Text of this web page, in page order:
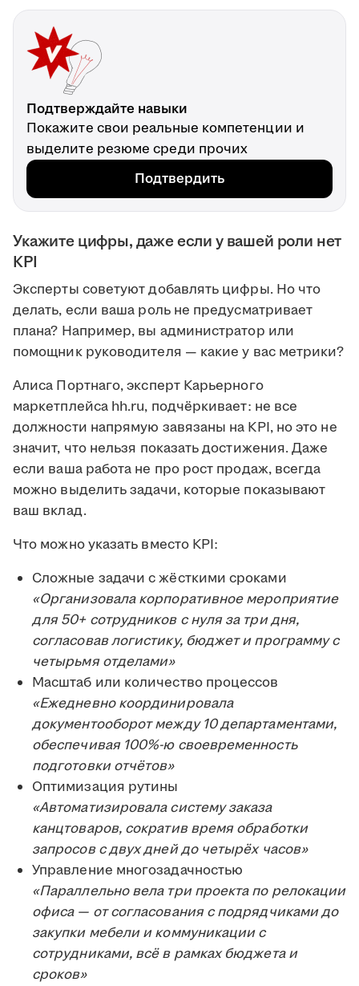
Подтверждайте навыки
Покажите свои реальные компетенции и
выделите резюме среди прочих
Подтвердить
Укажите цифры, даже если у вашей роли нет
KPI
Эксперты советуют добавлять цифры. Но что
делать, если ваша роль не предусматривает
плана? Например, вы администратор или
помощник руководителя — какие у вас метрики?
Алиса Портнаго, эксперт Карьерного
маркетплейса hh.ru, подчёркивает: не все
должности напрямую завязаны на KPI, но это не
значит, что нельзя показать достижения. Даже
если ваша работа не про рост продаж, всегда
можно выделить задачи, которые показывают
ваш вклад.
Что можно указать вместо KPI:
Сложные задачи с жёсткими сроками
«Организовала корпоративное мероприятие
для 50+ сотрудников с нуля за три дня,
согласовав логистику, бюджет и программу с
четырьмя отделами»
Масштаб или количество процессов
«Ежедневно координировала
документооборот между 10 департаментами,
обеспечивая 100%-ю своевременность
подготовки отчётов»
Оптимизация рутины
«Автоматизировала систему заказа
канцтоваров, сократив время обработки
запросов с двух дней до четырёх часов»
Управление многозадачностью
«Параллельно вела три проекта по релокации
офиса — от согласования с подрядчиками до
закупки мебели и коммуникации с
сотрудниками, всё в рамках бюджета и
сроков»